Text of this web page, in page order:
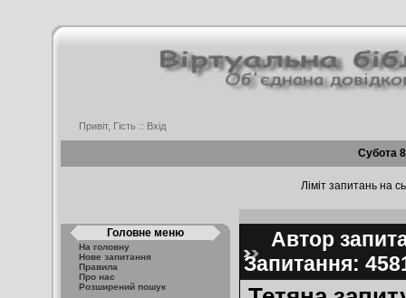
Привіт, Гість :: Вхід
Субота
Ліміт запитань на
Головне меню
На головну
Нове запитання
Правила
Про нас
Розширений пошук
Автор
Запитання: